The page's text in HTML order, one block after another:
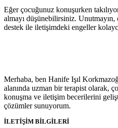
Eğer çocuğunuz konuşurken
almayı düşünebilirsiniz.
destek ile iletişimdeki engeller
Merhaba, ben Hanife Işıl
alanında uzman bir terapist olarak,
konuşma ve iletişim becerilerini
çözümler sunuyorum.
İLETİŞİM BİLGİLERİ